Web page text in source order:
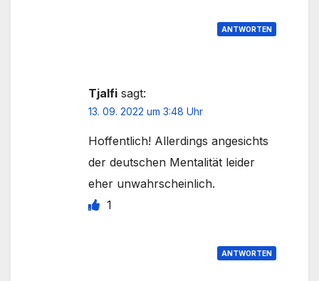
ANTWORTEN
Tjalfi sagt:
13. 09. 2022 um 3:48 Uhr
Hoffentlich! Allerdings angesichts
der deutschen Mentalität leider
eher unwahrscheinlich.
1
ANTWORTEN